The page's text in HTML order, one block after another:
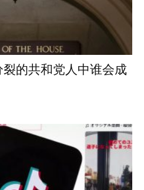
的共和党人中谁会成